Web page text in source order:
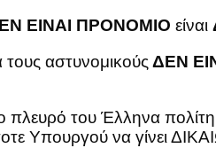
ΕΙΝΑΙ ΠΡΟΝΟΜΙΟ είναι
αστυνομικούς ΔΕΝ
του Έλληνα
Υπουργού να γίνει